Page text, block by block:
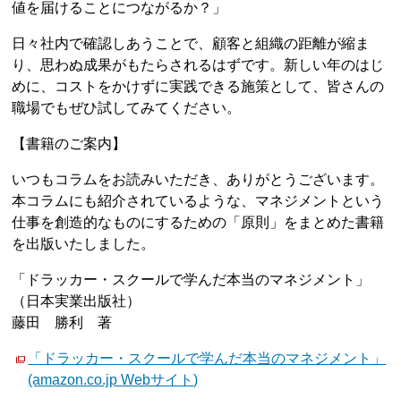
値を届けることにつながるか？」
日々社内で確認しあうことで、顧客と組織の距離が縮ま
り、思わぬ成果がもたらされるはずです。新しい年のはじ
めに、コストをかけずに実践できる施策として、皆さんの
職場でもぜひ試してみてください。
【書籍のご案内】
いつもコラムをお読みいただき、ありがとうございます。
本コラムにも紹介されているような、マネジメントという
仕事を創造的なものにするための「原則」をまとめた書籍
を出版いたしました。
「ドラッカー・スクールで学んだ本当のマネジメント」
（日本実業出版社）
藤田 勝利 著
「ドラッカー・スクールで学んだ本当のマネジメント」
(amazon.co.jp Webサイト)